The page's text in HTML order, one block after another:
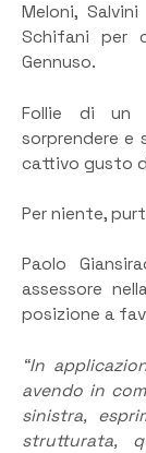
Meloni,
Schifani per
Gennuso.
Follie di un
sorprendere e
cattivo gusto
Per niente,
Paolo
assessore
posizione a
“In
avendo in
sinistra,
strutturata,